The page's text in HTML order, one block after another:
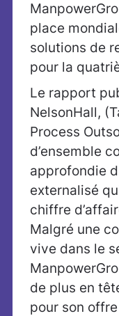
place
solutions de
pour la
Le rapport
NelsonHall,
Process
d’ensemble
approfondie
externalisé
chiffre
Malgré une
vive dans le
de plus en
pour son